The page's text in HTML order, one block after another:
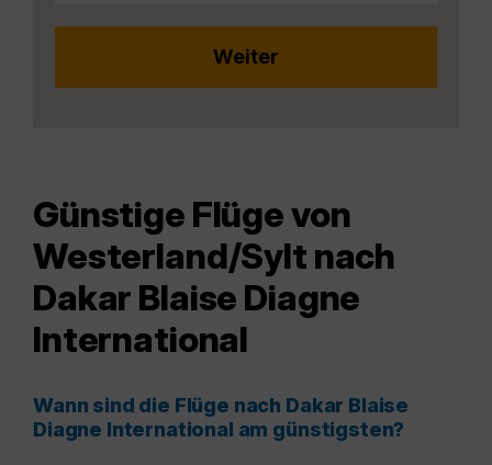
Günstige Flüge von
Westerland/Sylt nach
Dakar Blaise Diagne
International
Wann sind die Flüge nach Dakar Blaise
Diagne International am günstigsten?